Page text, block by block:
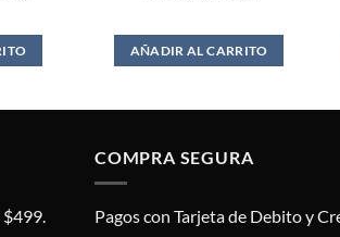
AÑADIR AL CARRITO
$499.
COMPRA SEGURA
Pagos con Tarjeta de Debito y